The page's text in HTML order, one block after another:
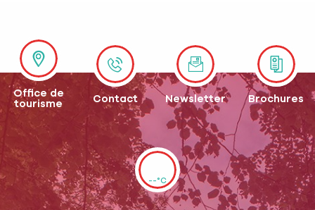
Office de
tourisme
Contact Newsletter Brochures
--°C